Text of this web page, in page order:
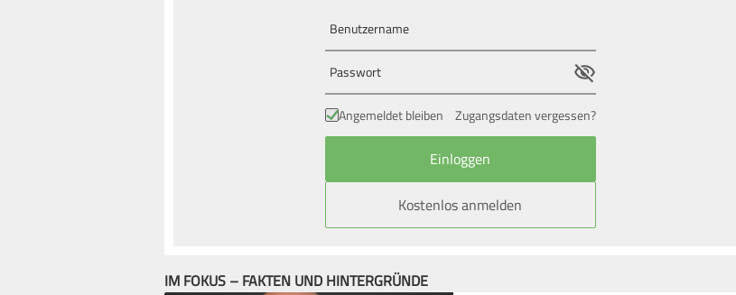
Angemeldet bleiben Zugangsdaten vergessen?
Kostenlos anmelden
IM FOKUS – FAKTEN UND HINTERGRÜNDE